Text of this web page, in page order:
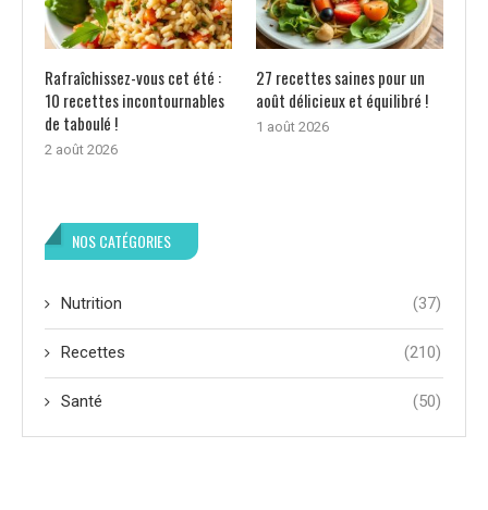
Rafraîchissez-vous cet été :
10 recettes incontournables
de taboulé !
2 août 2026
27 recettes saines pour un
août délicieux et équilibré !
1 août 2026
NOS CATÉGORIES
Nutrition (37)
Recettes (210)
Santé (50)